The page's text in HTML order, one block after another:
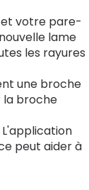
et votre pare-
lame
les rayures
une broche
la broche
L'application
peut aider à